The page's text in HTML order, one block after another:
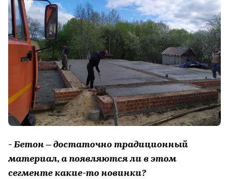
- Бетон – достаточно традиционный
материал, а появляются ли в этом
сегменте какие-то новинки?